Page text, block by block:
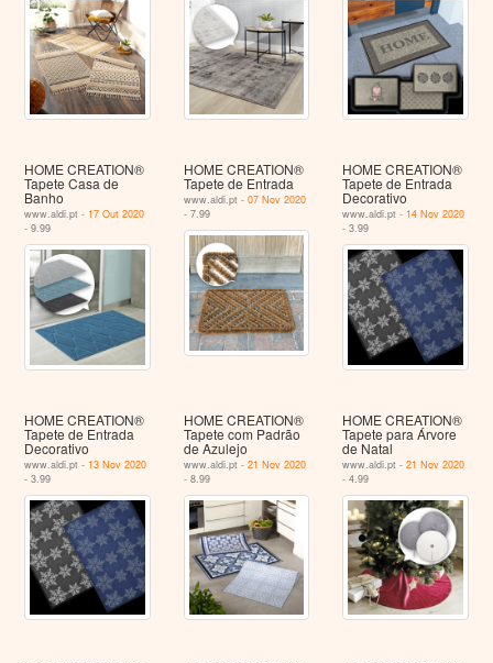
HOME CREATION®
Tapete Casa de
Banho
www.aldi.pt - 17 Out 2020
- 9.99
HOME CREATION®
Tapete de Entrada
www.aldi.pt - 07 Nov 2020
- 7.99
HOME CREATION®
Tapete de Entrada
Decorativo
www.aldi.pt - 14 Nov 2020
- 3.99
HOME CREATION®
Tapete de Entrada
Decorativo
www.aldi.pt - 13 Nov 2020
- 3.99
HOME CREATION®
Tapete com Padrão
de Azulejo
www.aldi.pt - 21 Nov 2020
- 8.99
HOME CREATION®
Tapete para Árvore
de Natal
www.aldi.pt -21 Nov 2020
- 4.99